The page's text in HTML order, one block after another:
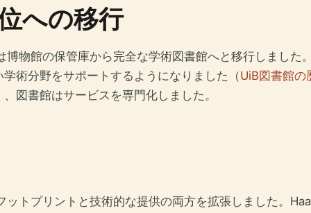
への移行
物館の保管庫から完全な学術図書館へと移行しました
術分野をサポートするようになりました（UiB図書館の
図書館はサービスを専門化しました。
トプリントと技術的な提供の両方を拡張しました。